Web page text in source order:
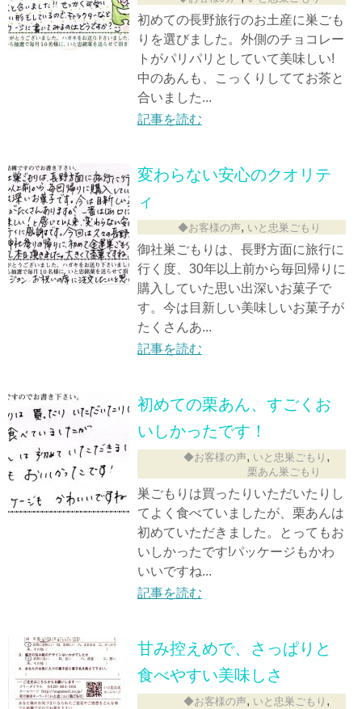
初めての長野旅行のお土産に巣ごも
りを選びました。外側のチョコレー
トがパリパリとしていて美味しい!
中のあんも、こっくりしててお茶と
合いました...
記事を読む
変わらない安心のクオリテ
ィ
◆お客様の声, いと忠巣ごもり
御社巣ごもりは、長野方面に旅行に
行く度、30年以上前から毎回帰りに
購入していた思い出深いお菓子で
す。今は目新しい美味しいお菓子が
たくさんあ...
記事を読む
初めての栗あん、すごくお
いしかったです！
◆お客様の声, いと忠巣ごもり ,
栗あん巣ごもり
巣ごもりは買ったりいただいたりし
てよく食べていましたが、栗あんは
初めていただきました。とってもお
いしかったです!パッケージもかわ
いいですね...
記事を読む
甘み控えめで、さっぱりと
食べやすい美味しさ
◆お客様の声, いと忠巣ごもり ,